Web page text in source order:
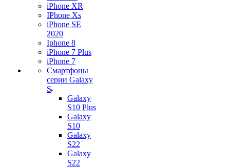
iPhone XR
IPhone Xs
iPhone SE
2020
Iphone 8
iPhone 7 Plus
iPhone 7
Смартфоны
серии Galaxy
S
Galaxy
S10 Plus
Galaxy
S10
Galaxy
S22
Galaxy
S22